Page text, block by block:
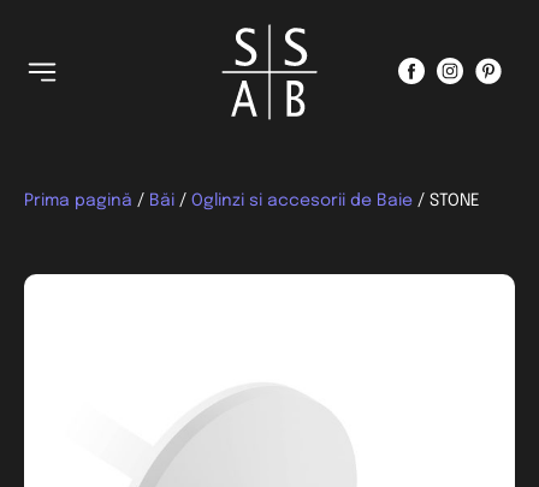
Prima pagină / Băi / Oglinzi si accesorii de Baie / STONE